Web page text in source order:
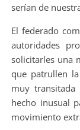
serían de
El federado
autoridades
solicitarles una
que patrullen
muy
hecho inusual
movimiento